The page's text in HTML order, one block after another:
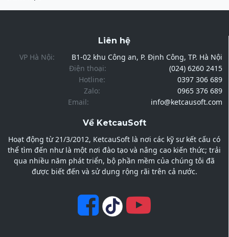
Liên hệ
VP Hà Nội:
B1-02 khu Công an, P. Định Công, TP. Hà Nội
Điện thoại:
(024) 6260 2415
Hotline:
0397 306 689
Zalo:
0965 376 689
Email:
info@ketcausoft.com
Về KetcauSoft
Hoạt động từ 21/3/2012, KetcauSoft là nơi các kỹ sư kết cấu có
thể tìm đến như là một nơi đào tạo và nâng cao kiến thức; trải
qua nhiều năm phát triển, bộ phần mềm của chúng tôi đã
được biết đến và sử dụng rộng rãi trên cả nước.